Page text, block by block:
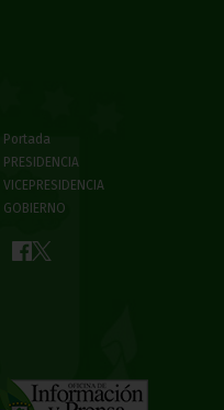
Portada
PRESIDENCIA
VICEPRESIDENCIA
GOBIERNO